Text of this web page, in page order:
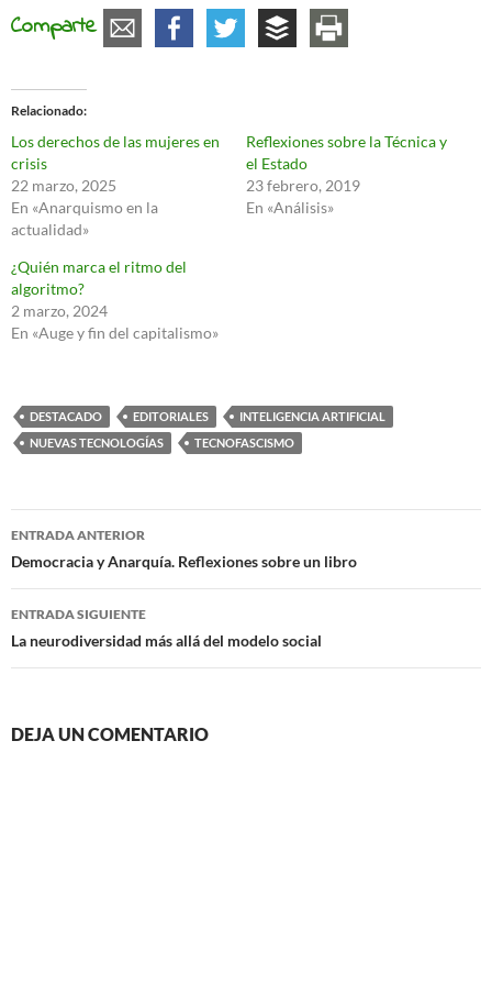
Comparte
Relacionado
Los derechos de las mujeres en
crisis
22 marzo, 2025
En «Anarquismo en la
actualidad»
Reflexiones sobre la Técnica y
el Estado
23 febrero, 2019
En «Análisis»
¿Quién marca el ritmo del
algoritmo?
2 marzo, 2024
En «Auge y fin del capitalismo»
DESTACADO EDITORIALES
INTELIGENCIA ARTIFICIAL
NUEVAS TECNOLOGÍAS
TECNOFASCISMO
Navegación
de
entradas
ENTRADA ANTERIOR
Democracia y Anarquía. Reflexiones sobre un libro
ENTRADA SIGUIENTE
La neurodiversidad más allá del modelo social
DEJA UN COMENTARIO